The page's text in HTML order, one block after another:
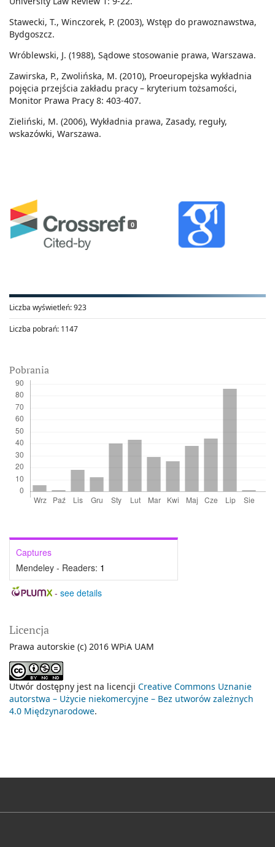
0
Liczba wyświetleń:923
Liczba pobrań: 1147
Pobrania
Captures
Mendeley - Readers: 1
- see details
Stawecki, T., Winczorek, P. (2003), Wstęp do prawoznawstwa,
Bydgoszcz.
Wróblewski, J. (1988), Sądowe stosowanie prawa, Warszawa.
Zawirska, P., Zwolińska, M. (2010), Proeuropejska wykładnia
pojęcia przejścia zakładu pracy – kryterium tożsamości,
Monitor Prawa Pracy 8: 403-407.
Zieliński, M. (2006), Wykładnia prawa, Zasady, reguły,
wskazówki, Warszawa.
Licencja
Prawa autorskie (c) 2016 WPiA UAM
Utwór dostępny jest na licencji Creative Commons Uznanie
autorstwa – Użycie niekomercyjne – Bez utworów zależnych
4.0 Międzynarodowe.